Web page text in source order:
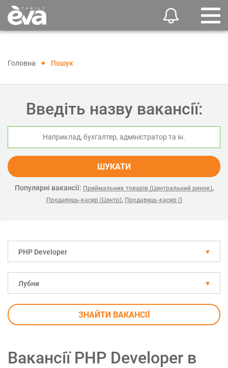
Головна Пошук
Введіть назву вакансії:
ШУКАТИ
Популярні вакансії: Приймальник товарів (Центральний ринок),
Продавець-касир (Центр), Продавець-касир ()
PHP Developer
Лубни
ЗНАЙТИ ВАКАНСІЇ
Вакансії PHP Developer в